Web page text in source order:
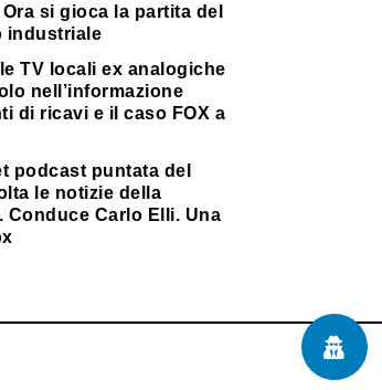
si gioca la partita del
industriale
TV locali ex analogiche
nell’informazione
di ricavi e il caso FOX a
podcast puntata del
le notizie della
Conduce Carlo Elli. Una